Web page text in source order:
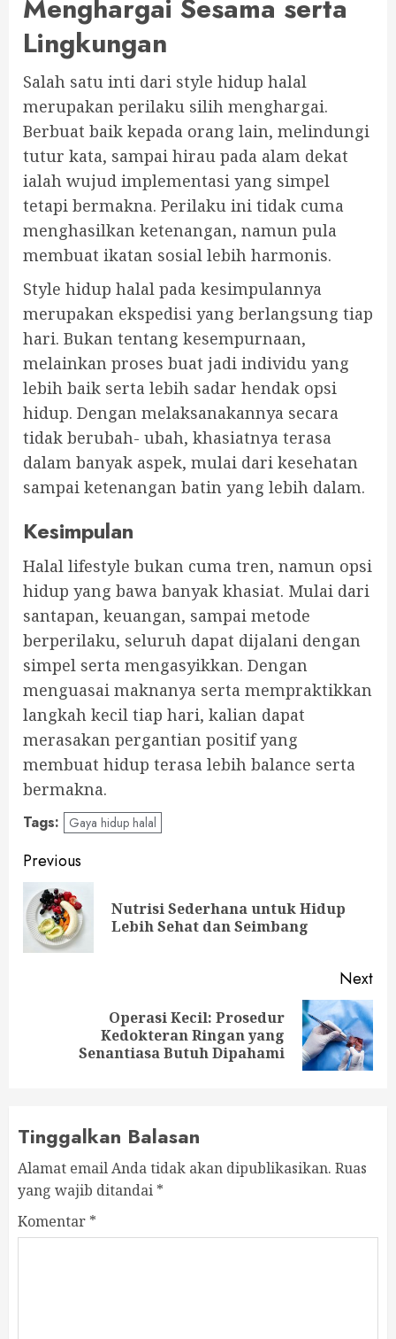
Menghargai Sesama serta
Lingkungan
Salah satu inti dari style hidup halal
merupakan perilaku silih menghargai.
Berbuat baik kepada orang lain, melindungi
tutur kata, sampai hirau pada alam dekat
ialah wujud implementasi yang simpel
tetapi bermakna. Perilaku ini tidak cuma
menghasilkan ketenangan, namun pula
membuat ikatan sosial lebih harmonis.
Style hidup halal pada kesimpulannya
merupakan ekspedisi yang berlangsung tiap
hari. Bukan tentang kesempurnaan,
melainkan proses buat jadi individu yang
lebih baik serta lebih sadar hendak opsi
hidup. Dengan melaksanakannya secara
tidak berubah- ubah, khasiatnya terasa
dalam banyak aspek, mulai dari kesehatan
sampai ketenangan batin yang lebih dalam.
Kesimpulan
Halal lifestyle bukan cuma tren, namun opsi
hidup yang bawa banyak khasiat. Mulai dari
santapan, keuangan, sampai metode
berperilaku, seluruh dapat dijalani dengan
simpel serta mengasyikkan. Dengan
menguasai maknanya serta mempraktikkan
langkah kecil tiap hari, kalian dapat
merasakan pergantian positif yang
membuat hidup terasa lebih balance serta
bermakna.
Tags: Gaya hidup halal
Post
navigation
Previous
Nutrisi Sederhana untuk Hidup
Lebih Sehat dan Seimbang
Next
Operasi Kecil: Prosedur
Kedokteran Ringan yang
Senantiasa Butuh Dipahami
Tinggalkan Balasan
Alamat email Anda tidak akan dipublikasikan. Ruas
yang wajib ditandai *
Komentar *